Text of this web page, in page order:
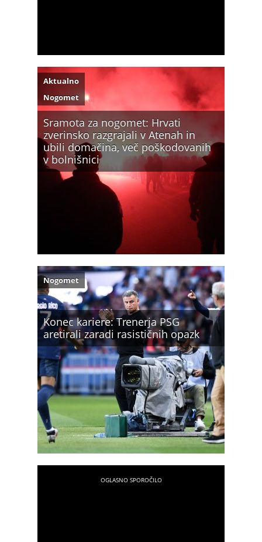
Sramota za nogomet: Hrvati
zverinsko razgrajali v Atenah in
ubili domačina, več poškodovanih
v bolnišnici
Aktualno
Nogomet
Konec kariere: Trenerja PSG
aretirali zaradi rasističnih opazk
Nogomet